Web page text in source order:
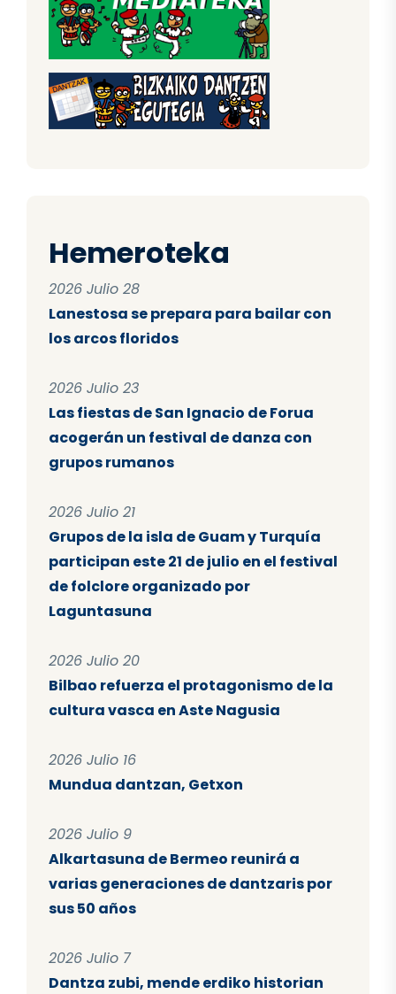
Hemeroteka
2026 Julio 28
Lanestosa se prepara para bailar con
los arcos floridos
2026 Julio 23
Las fiestas de San Ignacio de Forua
acogerán un festival de danza con
grupos rumanos
2026 Julio 21
Grupos de la isla de Guam y Turquía
participan este 21 de julio en el festival
de folclore organizado por
Laguntasuna
2026 Julio 20
Bilbao refuerza el protagonismo de la
cultura vasca en Aste Nagusia
2026 Julio 16
Mundua dantzan, Getxon
2026 Julio 9
Alkartasuna de Bermeo reunirá a
varias generaciones de dantzaris por
sus 50 años
2026 Julio 7
Dantza zubi, mende erdiko historian